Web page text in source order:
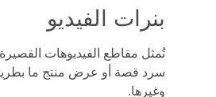
بنرات الفيديو
تُمثل مقاطع الفيديوهات
سرد قصة أو عرض منتج ما
وغيرها.